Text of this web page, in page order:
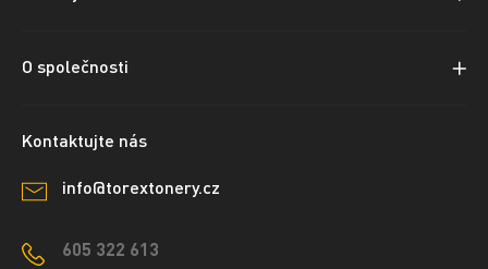
O společnosti
Kontaktujte nás
info@torextonery.cz
605 322 613